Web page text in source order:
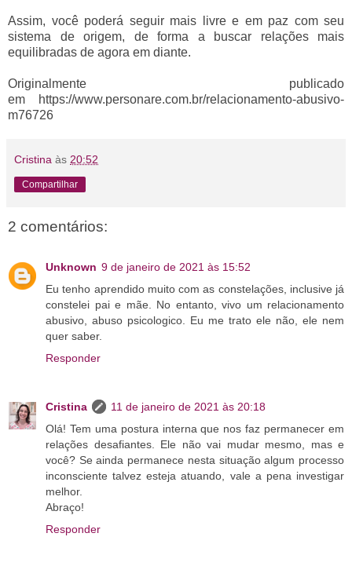
Assim, você poderá seguir mais livre e em paz com seu
sistema de origem, de forma a buscar relações mais
equilibradas de agora em diante.
Originalmente publicado
em https://www.personare.com.br/relacionamento-abusivo-
m76726
Cristina às 20:52
Compartilhar
2 comentários:
Unknown 9 de janeiro de 2021 às 15:52
Eu tenho aprendido muito com as constelações, inclusive já
constelei pai e mãe. No entanto, vivo um relacionamento
abusivo, abuso psicologico. Eu me trato ele não, ele nem
quer saber.
Responder
Cristina
11 de janeiro de 2021 às 20:18
Olá! Tem uma postura interna que nos faz permanecer em
relações desafiantes. Ele não vai mudar mesmo, mas e
você? Se ainda permanece nesta situação algum processo
inconsciente talvez esteja atuando, vale a pena investigar
melhor.
Abraço!
Responder